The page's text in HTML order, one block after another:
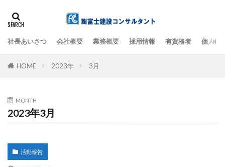
社長あいさつ 会社概要 業務概要 採用情報 有資格者 個人情
HOME 2023年 3月
MONTH
2023年3月
活動報告
検索